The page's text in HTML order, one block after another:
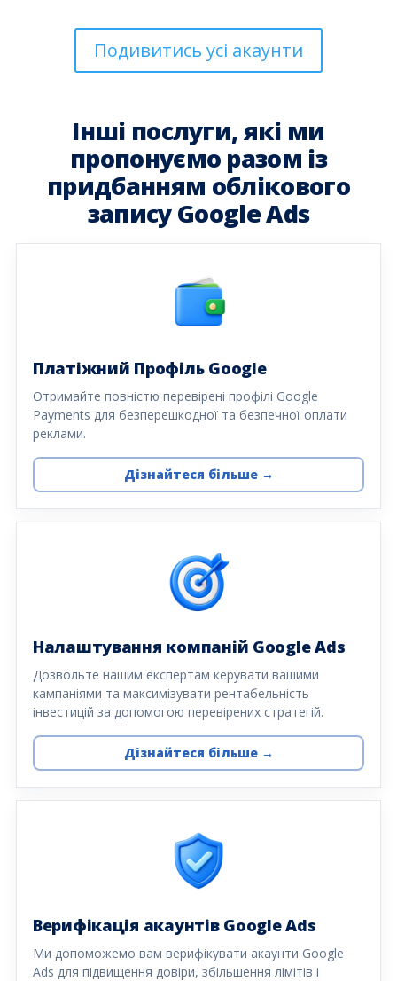
Подивитись усі акаунти
Інші послуги, які ми
пропонуємо разом із
придбанням облікового
запису Google Ads
Платіжний Профіль Google
Отримайте повністю перевірені профілі Google
Payments для безперешкодної та безпечної оплати
реклами.
Дізнайтеся більше →
Налаштування компаній Google Ads
Дозвольте нашим експертам керувати вашими
кампаніями та максимізувати рентабельність
інвестицій за допомогою перевірених стратегій.
Дізнайтеся більше →
Верифікація акаунтів Google Ads
Ми допоможемо вам верифікувати акаунти Google
Ads для підвищення довіри, збільшення лімітів і